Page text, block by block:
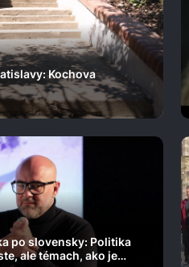
Kochova
po slovensky: Politika
ale témach, ako je